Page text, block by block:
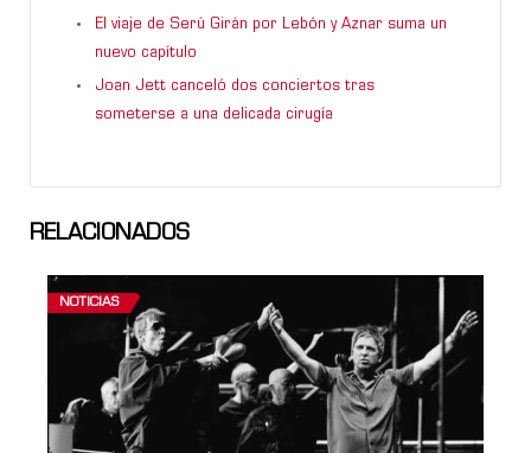
El viaje de Serú Girán por Lebón y Aznar suma un
nuevo capítulo
Joan Jett canceló dos conciertos tras
someterse a una delicada cirugía
RELACIONADOS
NOTICIAS